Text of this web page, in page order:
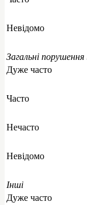
Невідомо
Загальні порушення
Дуже часто
Часто
Нечасто
Невідомо
Інші
Дуже часто